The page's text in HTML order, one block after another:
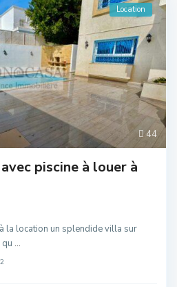
44
Location
piscine à louer à
la location un splendide villa sur
...
2